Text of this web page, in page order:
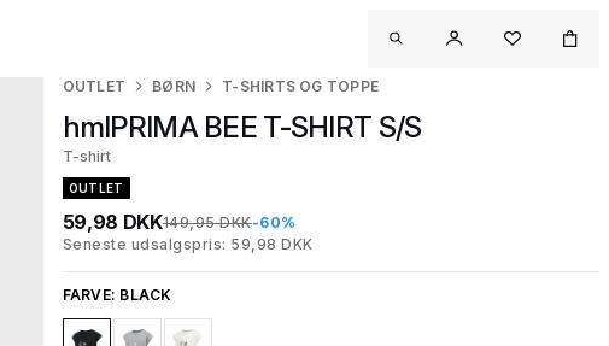
OUTLET BØRN T-SHIRTS OG TOPPE
hmlPRIMA BEE T-SHIRT S/S
T-shirt
OUTLET
59,98 DKK149,95 DKK-60%
Seneste udsalgspris: 59,98 DKK
FARVE: BLACK